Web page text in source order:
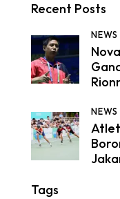
Recent Posts
NEWS
NEWS
Tags